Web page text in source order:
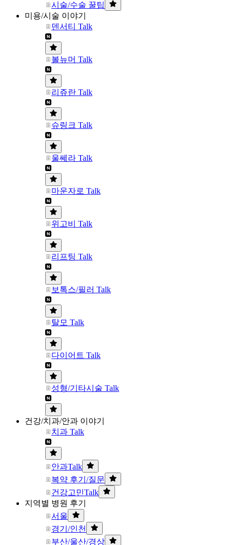
시술/수술 꿀팁
미용/시술 이야기
덴서티 Talk
볼뉴머 Talk
리쥬란 Talk
슈링크 Talk
울쎄라 Talk
마운자로 Talk
위고비 Talk
리프팅 Talk
보톡스/필러 Talk
탈모 Talk
다이어트 Talk
성형/기타시술 Talk
건강/치과/안과 이야기
치과 Talk
안과Talk
복약 후기/질문
건강고민Talk
지역별 병원 후기
서울
경기/인천
부산/울산/경상